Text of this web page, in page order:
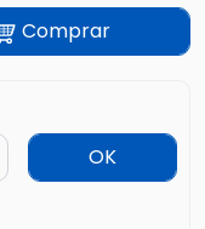
Comprar
OK